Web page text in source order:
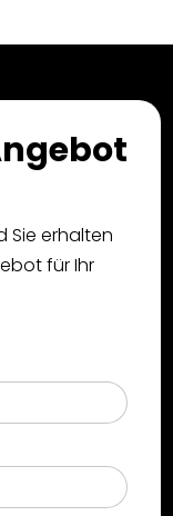
Sie erhalten
für Ihr